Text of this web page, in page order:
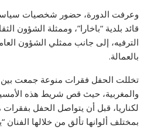
وعرفت الدورة، حضور شخصيات
قائد بلدية “باخارا”، وممثلة الشؤون
الترفيه، إلى جانب ممثلي الشؤون
بالعمالة.
تخللت الحفل فقرات منوعة جمعت بين
والمغربية، حيث قص شريط هذه
لكناريا، قبل أن يتواصل الحفل
بمختلف ألوانها تألق من خلالها